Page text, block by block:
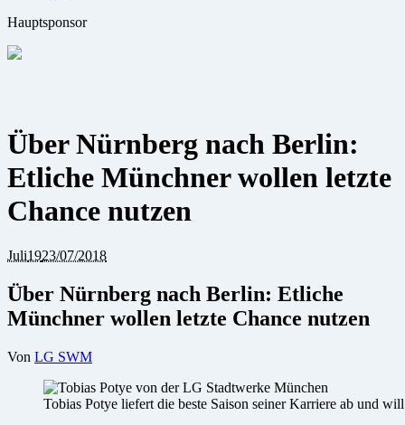
Hauptsponsor
Über Nürnberg nach Berlin:
Etliche Münchner wollen letzte
Chance nutzen
Juli1923/07/2018
Über Nürnberg nach Berlin: Etliche
Münchner wollen letzte Chance nutzen
Von LG SWM
Tobias Potye liefert die beste Saison seiner Karriere ab und